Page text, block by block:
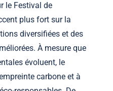
le Festival de
plus fort sur la
diversifiées et des
À mesure que
évoluent, le
carbone et à